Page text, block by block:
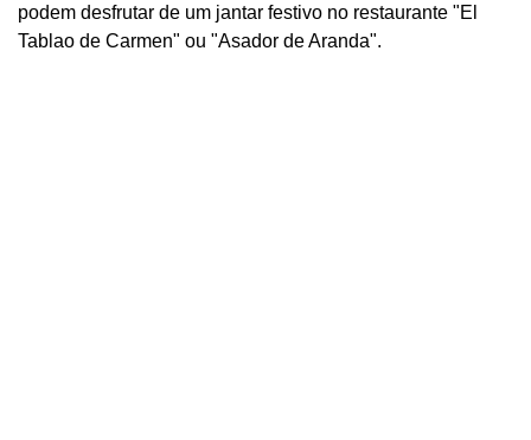
podem desfrutar de um jantar festivo no restaurante "El
Tablao de Carmen" ou "Asador de Aranda".